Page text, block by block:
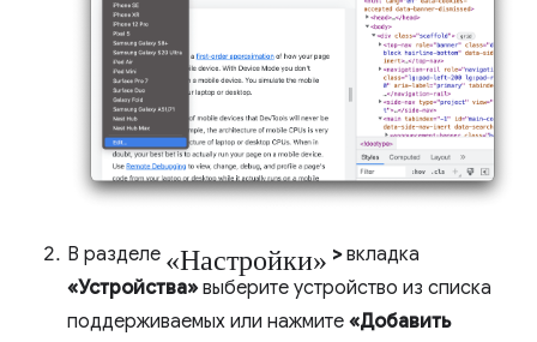
В разделе «Настройки» >вкладка
«Устройства» выберите устройство из списка
поддерживаемых или нажмите «Добавить